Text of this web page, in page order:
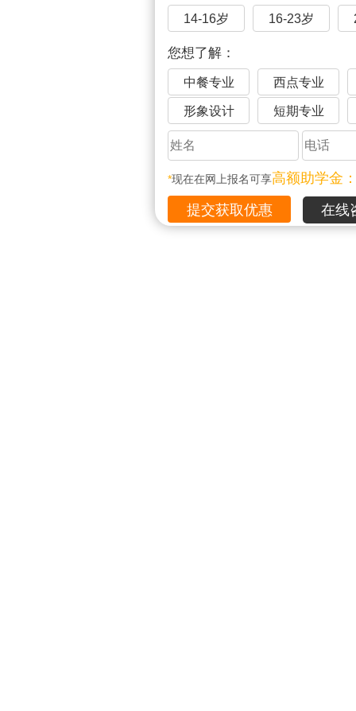
14-16岁 16-23岁
您想了解：
中餐专业 西点专业
形象设计 短期专业
*现在在网上报名可享高额助学金
在线